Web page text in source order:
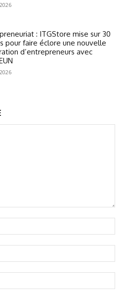
: ITGStore mise sur 30
pour faire éclore une nouvelle
d’entrepreneurs avec
:*
:*
: